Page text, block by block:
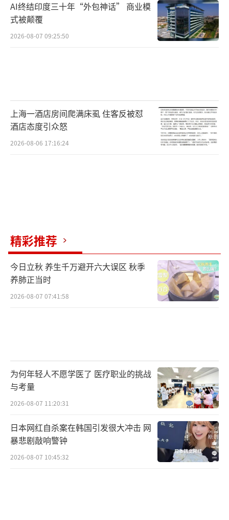
AI终结印度三十年“外包神话” 商业模
式被颠覆
2026-08-07 09:25:50
上海一酒店房间爬满床虱 住客反被怼
酒店态度引众怒
2026-08-06 17:16:24
精彩推荐
今日立秋 养生千万避开六大误区 秋季
养肺正当时
2026-08-07 07:41:58
为何年轻人不愿学医了 医疗职业的挑战
与考量
2026-08-07 11:20:31
日本网红自杀案在韩国引发很大冲击 网
暴悲剧敲响警钟
2026-08-07 10:45:32